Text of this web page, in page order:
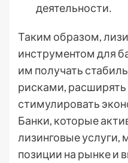
деятельности․
Таким образом,
инструментом для
им получать
рисками, расширять
стимулировать
Банки, которые
лизинговые услуги,
позиции на рынке и